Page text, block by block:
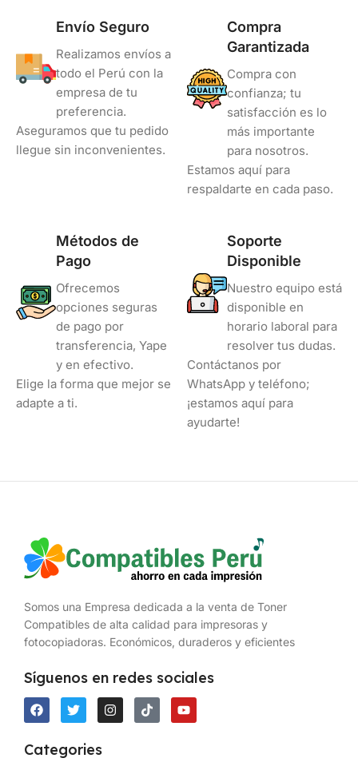
Envío Seguro
Realizamos envíos a
todo el Perú con la
empresa de tu
preferencia.
Aseguramos que tu pedido
llegue sin inconvenientes.
Compra
Garantizada
Compra con
confianza; tu
satisfacción es lo
más importante
para nosotros.
Estamos aquí para
respaldarte en cada paso.
Métodos de
Pago
Ofrecemos
opciones seguras
de pago por
transferencia, Yape
y en efectivo.
Elige la forma que mejor se
adapte a ti.
Soporte
Disponible
Nuestro equipo está
disponible en
horario laboral para
resolver tus dudas.
Contáctanos por
WhatsApp y teléfono;
¡estamos aquí para
ayudarte!
Somos una Empresa dedicada a la venta de Toner
Compatibles de alta calidad para impresoras y
fotocopiadoras. Económicos, duraderos y eficientes
Síguenos en redes sociales
Categories